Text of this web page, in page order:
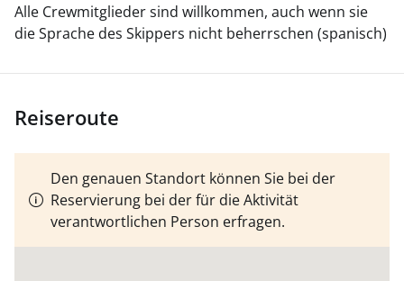
Abfahrt aus.Wenn es Menschen gibt, die nur
segeln, die Natur genießen und sich vom
akzeptiert.Das Schiff wartet auf Sie!
Alle Crewmitglieder sind willkommen, auch wenn sie
die Sprache des Skippers nicht beherrschen (spanisch)
Reiseroute
Den genauen Standort können Sie bei der
Reservierung bei der für die Aktivität
verantwortlichen Person erfragen.